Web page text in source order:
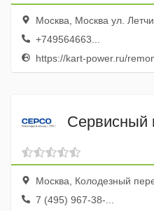
Москва, Москва ул. Летчика
+749564663...
https://kart-power.ru/
Сервисный
Москва, Колодезный
7 (495) 967-38-...